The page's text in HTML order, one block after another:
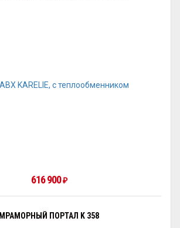
616 900₽
МРАМОРНЫЙ ПОРТАЛ K 358